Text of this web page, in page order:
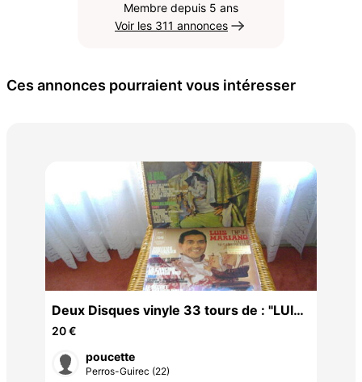
Membre depuis 5 ans
Voir les 311 annonces
Ces annonces pourraient vous intéresser
Deux Disques vinyle 33 tours de : "LUIS
MARIANO"
20 €
poucette
Perros-Guirec (22)